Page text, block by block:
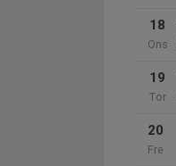
18
Ons
19
Tor
20
Fre